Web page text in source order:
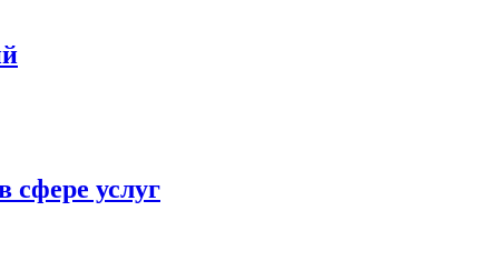
сфере услуг